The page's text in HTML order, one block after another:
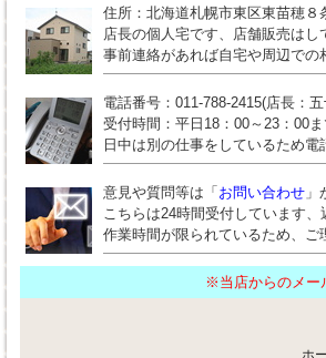
住所：北海道札幌市東区東苗穂８
店長の個人宅です、店舗販売はし
事前連絡があれば自宅や周辺での
電話番号：011-788-2415(店長：
受付時間：平日18：00～23：00
日中は別の仕事をしているため電
意見や質問等は「 お問い合わせ 」
こちらは24時間受付しています
作業時間が限られているため、
※当店からのメ
ホ